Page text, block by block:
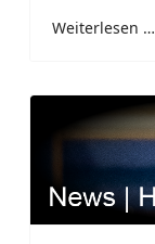
Weiterlesen …